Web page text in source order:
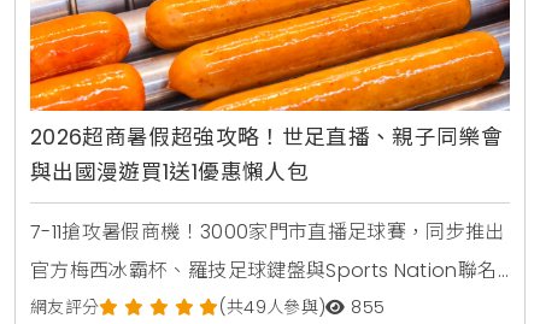
2026超商暑假超強攻略！世足直播、親子同樂會
與出國漫遊買1送1優惠懶人包
7-11搶攻暑假商機！3000家門市直播足球賽，同步推出
官方梅西冰霸杯、羅技足球鍵盤與Sports Nation聯名
椒麻熱狗。針對親子家庭推出2000場暑期好鄰居同樂
網友評分 (共49人參與) 855